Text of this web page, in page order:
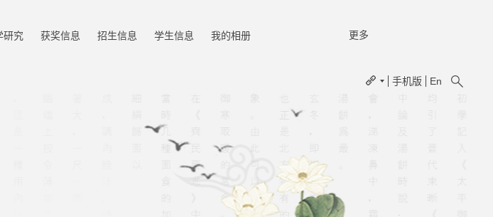
研究 获奖信息 招生信息 学生信息 我的相册 更多
手机版 En